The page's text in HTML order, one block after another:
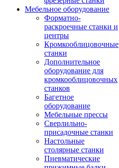
Мебельное оборудование
Форматно-
раскроечные станки и
центры
Кромкооблицовочные
станки
Дополнительное
оборудование для
кромкооблицовочных
станков
Багетное
оборудование
Мебельные прессы
Сверлильно-
присадочные станки
Настольные
столярные станки
Пневматические